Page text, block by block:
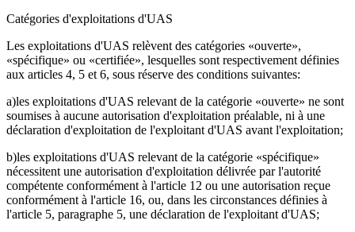
Catégories d'exploitations d'UAS
Les exploitations d'UAS relèvent des catégories «ouverte»,
«spécifique» ou «certifiée», lesquelles sont respectivement définies
aux articles 4, 5 et 6, sous réserve des conditions suivantes:
a)les exploitations d'UAS relevant de la catégorie «ouverte» ne sont
soumises à aucune autorisation d'exploitation préalable, ni à une
déclaration d'exploitation de l'exploitant d'UAS avant l'exploitation;
b)les exploitations d'UAS relevant de la catégorie «spécifique»
nécessitent une autorisation d'exploitation délivrée par l'autorité
compétente conformément à l'article 12 ou une autorisation reçue
conformément à l'article 16, ou, dans les circonstances définies à
l'article 5, paragraphe 5, une déclaration de l'exploitant d'UAS;